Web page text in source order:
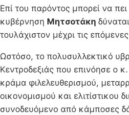
Επί του παρόντος μπορεί να πει
κυβέρνηση Μητσοτάκη
τουλάχιστον μέχρι τις
Ωστόσο, το πολυσυλλεκτικό
Κεντροδεξιάς που επινόησε ο
κράμα φιλελευθερισμού,
οικονομισμού και ελιτίστικου
συνοδευόμενο από κάμποσες